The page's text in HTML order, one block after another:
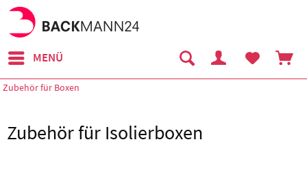
MENÜ
Zubehör für Boxen
Zubehör für Isolierboxen